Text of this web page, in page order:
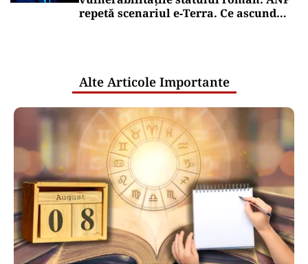
repetă scenariul e‑Terra. Ce ascund
Alte Articole Importante